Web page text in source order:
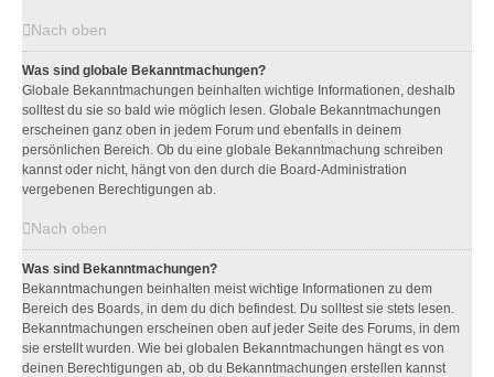
Nach oben
Was sind globale Bekanntmachungen?
Globale Bekanntmachungen beinhalten wichtige Informationen, deshalb
solltest du sie so bald wie möglich lesen. Globale Bekanntmachungen
erscheinen ganz oben in jedem Forum und ebenfalls in deinem
persönlichen Bereich. Ob du eine globale Bekanntmachung schreiben
kannst oder nicht, hängt von den durch die Board-Administration
vergebenen Berechtigungen ab.
Nach oben
Was sind Bekanntmachungen?
Bekanntmachungen beinhalten meist wichtige Informationen zu dem
Bereich des Boards, in dem du dich befindest. Du solltest sie stets lesen.
Bekanntmachungen erscheinen oben auf jeder Seite des Forums, in dem
sie erstellt wurden. Wie bei globalen Bekanntmachungen hängt es von
deinen Berechtigungen ab, ob du Bekanntmachungen erstellen kannst